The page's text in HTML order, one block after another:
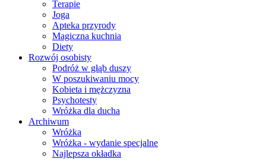
Terapie
Joga
Apteka przyrody
Magiczna kuchnia
Diety
Rozwój osobisty
Podróż w głąb duszy
W poszukiwaniu mocy
Kobieta i mężczyzna
Psychotesty
Wróżka dla ducha
Archiwum
Wróżka
Wróżka - wydanie specjalne
Najlepsza okładka